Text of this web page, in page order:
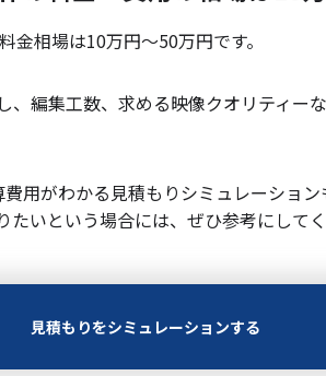
相場は10万円〜50万円です。
、編集工数、求める映像クオリティー
用がわかる見積もりシミュレーショ
いという場合には、ぜひ参考にしてく
見積もりをシミュレーションする